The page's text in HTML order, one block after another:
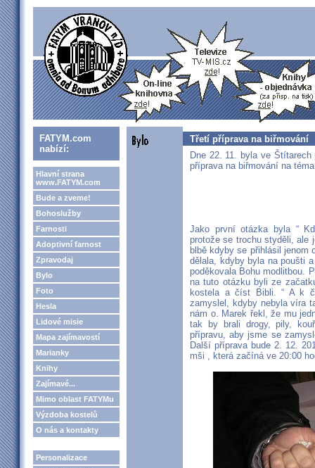
FATYM.com
nabízí:
Hlavní strana
www.FATYM.com
Bude a zveme!
Bohoslužby
Farnosti
Adoptivní farnost
Zpravodaj
Bylo
Foto
Hesla
Lidové misie
Mapa zajímavostí
Marianky
Knihy
Zajímavé...
Mimo oblast FATYMu
Výzdoba kostelů
O nás a kontakty
Personalizace
Třetí příprava na biřmování
Dne 22. 11. byla ve
příprava na biřmování na téma
Jako první otázka byla “
protože se trochu styděli, ale
blbě kdyby se přihlásil jenom
dělala, kdyby byla na poušti
poděkovala Bohu modlitbou.
na tuto otázku byli ze
kostela a číst Bibli. “ A k
zamyslel, kdyby nebyla víra
nám o. Marek řekl, že mu
tak by brali drogy, pily,
přípravu, aby jsme se
Další příprava bude 2. 12.
mši , která začíná ve 20:00